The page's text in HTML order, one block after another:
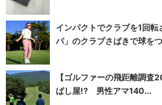
インパクトでクラブを1回
パ」のクラブさばきで球を
【ゴルファーの飛距離調
ばし屋!? 男性アマ140...